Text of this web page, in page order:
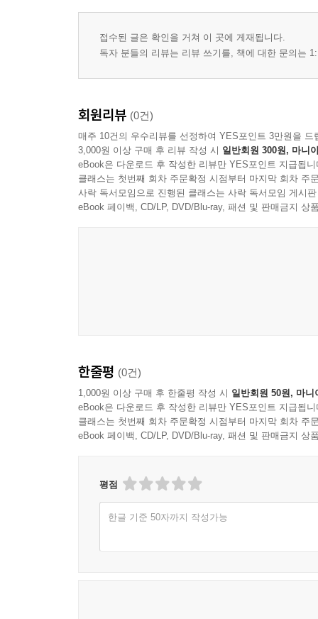
접수된 글은 확인을 거쳐 이 곳에 게재됩니다.
독자 분들의 리뷰는 리뷰 쓰기를, 책에 대한 문의는
회원리뷰 (0건)
매주 10건의 우수리뷰를 선정하여 YES포인트 3만원을 드
3,000원 이상 구매 후 리뷰 작성 시 일반회원 300원, 마니
eBook은 다운로드 후 작성한 리뷰만 YES포인트 지급됩니
클래스는 첫번째 회차 주문확정 시점부터 마지막 회차 주
사락 독서모임으로 진행된 클래스는 사락 독서모임 게시
eBook 페이백, CD/LP, DVD/Blu-ray, 패션 및 판매금지 상
한줄평 (0건)
1,000원 이상 구매 후 한줄평 작성 시 일반회원 50원, 마니
eBook은 다운로드 후 작성한 리뷰만 YES포인트 지급됩니
클래스는 첫번째 회차 주문확정 시점부터 마지막 회차 주
eBook 페이백, CD/LP, DVD/Blu-ray, 패션 및 판매금지 상
평점
한글 기준 50자까지 작성가능